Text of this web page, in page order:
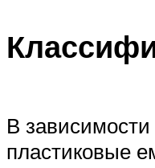
В
пластиковые